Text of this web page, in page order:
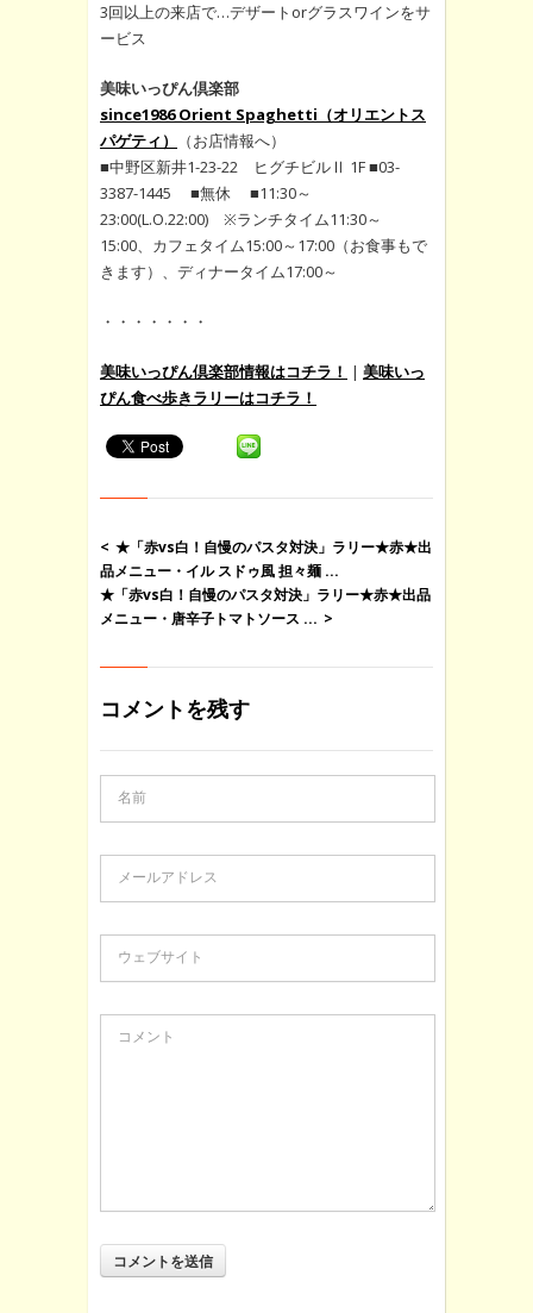
3回以上の来店で…デザートorグラスワインをサ
ービス
美味いっぴん倶楽部
since1986 Orient Spaghetti（オリエントス
パゲティ）
（お店情報へ）
■中野区新井1-23-22 ヒグチビルⅡ 1F ■03-
3387-1445 ■無休 ■11:30～
23:00(L.O.22:00) ※ランチタイム11:30～
15:00、カフェタイム15:00～17:00（お食事もで
きます）、ディナータイム17:00～
・・・・・・・
美味いっぴん倶楽部情報はコチラ！ | 美味いっ
ぴん食べ歩きラリーはコチラ！
★「赤vs白！自慢のパスタ対決」ラリー★赤★出
品メニュー・イル スドゥ風 担々麺 ...
★「赤vs白！自慢のパスタ対決」ラリー★赤★出品
メニュー・唐辛子トマトソース ...
コメントを残す
名前
メールアドレス
ウェブサイト
コメント